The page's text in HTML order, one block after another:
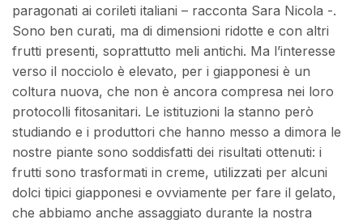
paragonati ai corileti italiani – racconta Sara Nicola -.
Sono ben curati, ma di dimensioni ridotte e con altri
frutti presenti, soprattutto meli antichi. Ma l’interesse
verso il nocciolo è elevato, per i giapponesi è un
coltura nuova, che non è ancora compresa nei loro
protocolli fitosanitari. Le istituzioni la stanno però
studiando e i produttori che hanno messo a dimora le
nostre piante sono soddisfatti dei risultati ottenuti: i
frutti sono trasformati in creme, utilizzati per alcuni
dolci tipici giapponesi e ovviamente per fare il gelato,
che abbiamo anche assaggiato durante la nostra